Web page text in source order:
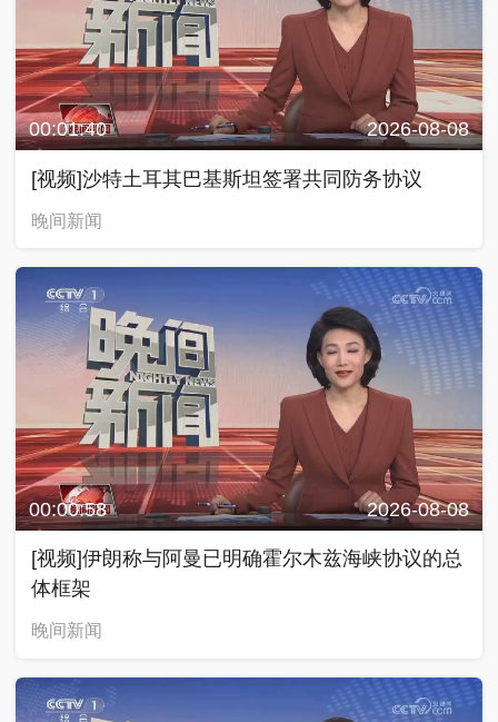
00:01:40 2026-08-08
[视频]沙特土耳其巴基斯坦签署共同防务协议
晚间新闻
00:00:58 2026-08-08
[视频]伊朗称与阿曼已明确霍尔木兹海峡协议的总
体框架
晚间新闻